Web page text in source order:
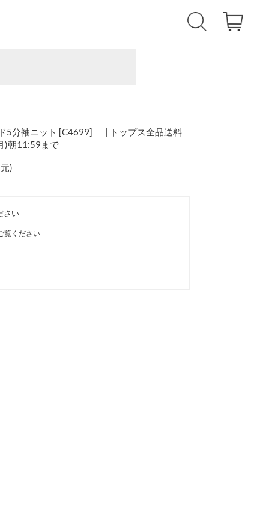
5分袖ニット [C4699] | トップス全品送料
)朝11:59まで
)
さい
覧ください